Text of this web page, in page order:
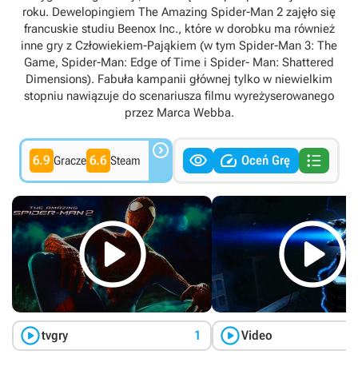
roku. Dewelopingiem The Amazing Spider-Man 2 zajęło się
francuskie studiu Beenox Inc., które w dorobku ma również
inne gry z Człowiekiem-Pająkiem (w tym Spider-Man 3: The
Game, Spider-Man: Edge of Time i Spider- Man: Shattered
Dimensions). Fabuła kampanii głównej tylko w niewielkim
stopniu nawiązuje do scenariusza filmu wyreżyserowanego
przez Marca Webba.
6.9 Gracze 6.6 Steam    Oceń Grę 

tvgry 1

Video